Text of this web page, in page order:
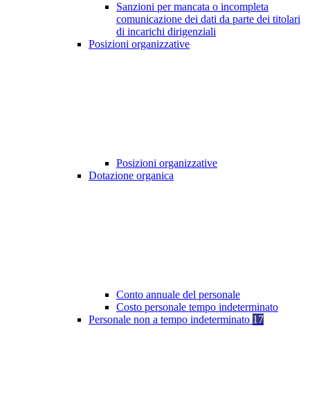
Sanzioni per mancata o incompleta
comunicazione dei dati da parte dei titolari
di incarichi dirigenziali
Posizioni organizzative
Posizioni organizzative
Dotazione organica
Conto annuale del personale
Costo personale tempo indeterminato
Personale non a tempo indeterminato 17